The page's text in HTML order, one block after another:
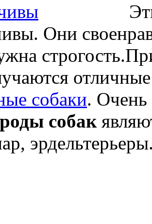
Они
собаки. Очень
собак